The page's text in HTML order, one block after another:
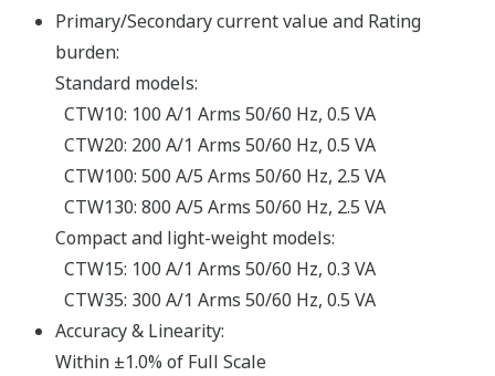
Primary/Secondary current value and Rating
burden:
Standard models:
CTW10: 100 A/1 Arms 50/60 Hz, 0.5 VA
CTW20: 200 A/1 Arms 50/60 Hz, 0.5 VA
CTW100: 500 A/5 Arms 50/60 Hz, 2.5 VA
CTW130: 800 A/5 Arms 50/60 Hz, 2.5 VA
Compact and light-weight models:
CTW15: 100 A/1 Arms 50/60 Hz, 0.3 VA
CTW35: 300 A/1 Arms 50/60 Hz, 0.5 VA
Accuracy & Linearity:
Within ±1.0% of Full Scale